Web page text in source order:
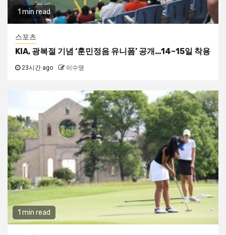
1 min read
스포츠
KIA, 광복절 기념 ‘훈민정음 유니폼’ 공개…14~15일 착용
23시간 ago 이수명
1 min read